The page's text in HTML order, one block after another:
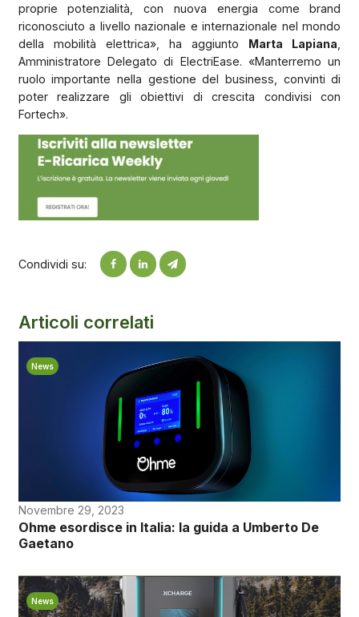
proprie potenzialità, con nuova energia come brand
riconosciuto a livello nazionale e internazionale nel mondo
della mobilità elettrica», ha aggiunto Marta Lapiana
Amministratore Delegato di ElectriEase. «Manterremo un
ruolo importante nella gestione del business, convinti di
poter realizzare gli obiettivi di crescita condivisi con
Fortech».
Condividi su:
Articoli correlati
News
Novembre 29, 2023
Ohme esordisce in Italia: la guida a Umberto De
Gaetano
News